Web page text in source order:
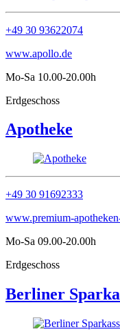
+49 30 93622074
www.apollo.de
Mo-Sa 10.00-20.00h
Erdgeschoss
Apotheke
+49 30 91692333
www.premium-
Mo-Sa 09.00-20.00h
Erdgeschoss
Berliner